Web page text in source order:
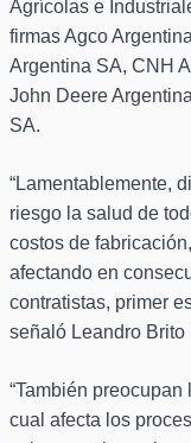
Agrícolas e
firmas Agco
Argentina SA, CNH
John Deere
SA.
“Lamentablemente,
riesgo la salud de
costos de
afectando en
contratistas, primer
señaló Leandro Brito
“También
cual afecta los